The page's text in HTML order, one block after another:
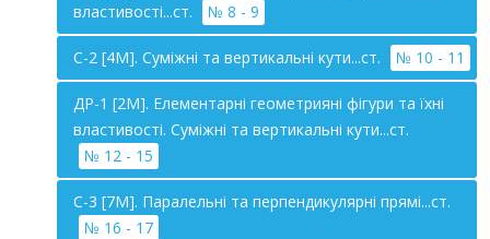
властивості...ст.
№ 8 - 9
С-2 [4М]. Суміжні та вертикальні кути...ст. № 10 - 11
ДР-1 [2М]. Елементарні геометрияні фігури та їхні
властивості. Суміжні та вертикальні кути...ст.
№ 12 - 15
С-3 [7М]. Паралельні та перпендикулярні прямі...ст.
№ 16 - 17